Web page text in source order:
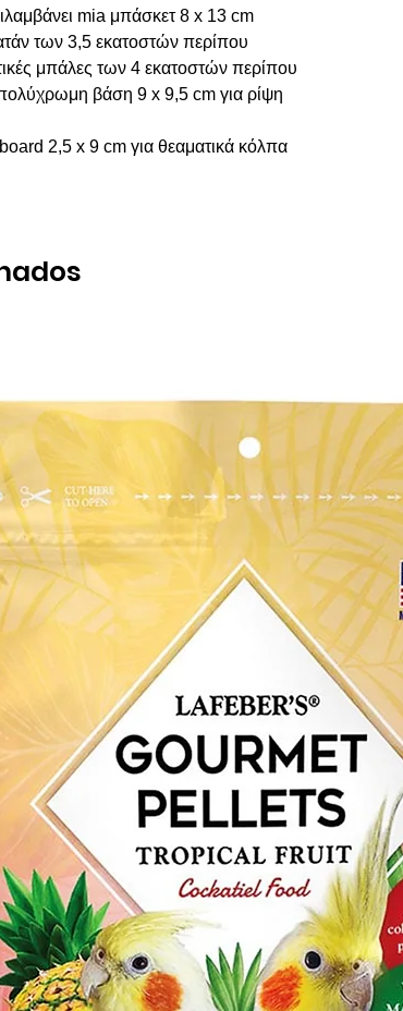
mia μπάσκετ 8 x 13 cm
των 3,5 εκατοστών περίπου
μπάλες των 4 εκατοστών περίπου
βάση 9 x 9,5 cm για ρίψη
2,5 x 9 cm για θεαματικά κόλπα